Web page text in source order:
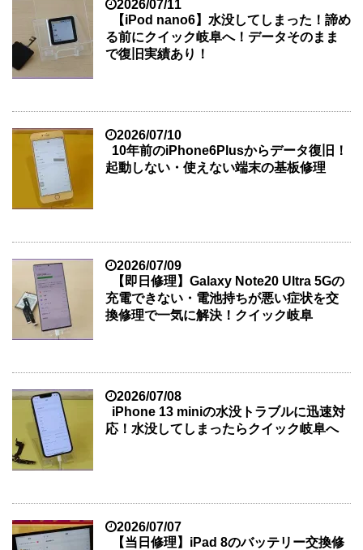
2026/07/11
【iPod nano6】水没してしまった！諦め
る前にクイック岐阜へ！データそのまま
で復旧実績あり！
2026/07/10
10年前のiPhone6Plusからデータ復旧！
起動しない・使えない端末の基板修理
2026/07/09
【即日修理】Galaxy Note20 Ultra 5Gの
充電できない・電池持ちが悪い症状を交
換修理で一気に解決！クイック岐阜
2026/07/08
iPhone 13 miniの水没トラブルに迅速対
応！水没してしまったらクイック岐阜へ
2026/07/07
【当日修理】iPad 8のバッテリー交換修